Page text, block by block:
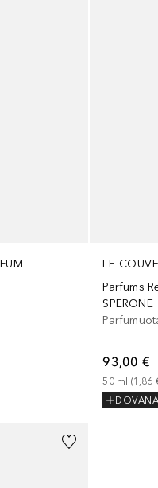
LE
Parfums
SPERONE
93,00 €
50 ml (1,86
DOVANA